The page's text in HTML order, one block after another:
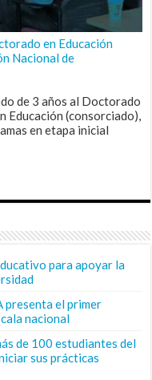
en Educación
Nacional de
de 3 años al Doctorado
(consorciado),
en etapa inicial
para apoyar la
presenta el primer
nacional
de 100 estudiantes del
sus prácticas